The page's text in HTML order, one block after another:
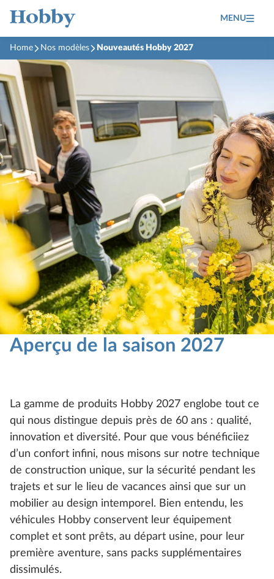
MENU
Home Nos modèles Nouveautés Hobby 2027
Aperçu de la saison 2027
La gamme de produits Hobby 2027 englobe tout ce
qui nous distingue depuis près de 60 ans : qualité,
innovation et diversité. Pour que vous bénéficiiez
d’un confort infini, nous misons sur notre technique
de construction unique, sur la sécurité pendant les
trajets et sur le lieu de vacances ainsi que sur un
mobilier au design intemporel. Bien entendu, les
véhicules Hobby conservent leur équipement
complet et sont prêts, au départ usine, pour leur
première aventure, sans packs supplémentaires
dissimulés.